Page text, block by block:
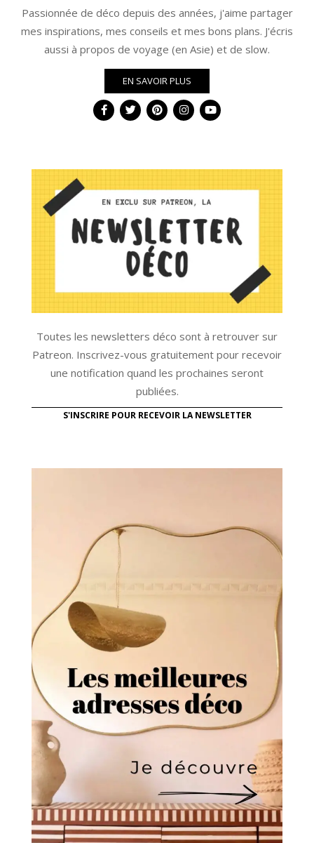
Passionnée de déco depuis des années, j'aime partager
mes inspirations, mes conseils et mes bons plans. J'écris
aussi à propos de voyage (en Asie) et de slow.
EN SAVOIR PLUS
Toutes les newsletters déco sont à retrouver sur
Patreon. Inscrivez-vous gratuitement pour recevoir
une notification quand les prochaines seront
publiées.
S'INSCRIRE POUR RECEVOIR LA NEWSLETTER